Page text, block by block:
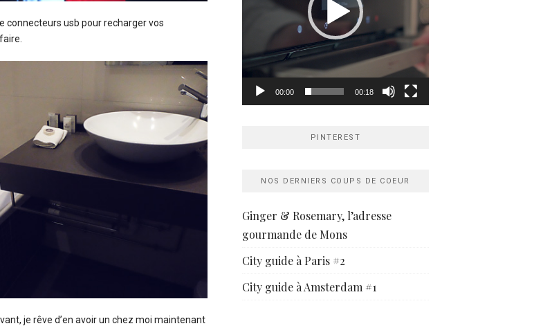
connecteurs usb pour recharger vos
je rêve d’en avoir un chez moi maintenant
00:00 00:18
PINTEREST
NOS DERNIERS COUPS DE COEUR
Ginger & Rosemary, l’adresse
gourmande de Mons
City guide à Paris #2
City guide à Amsterdam #1